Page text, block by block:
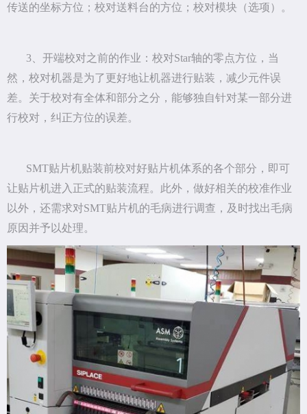
传送的坐标方位；校对送料台的方位；校对模块（选项）。
3、开端校对之前的作业：校对Star轴的零点方位，当
然，校对机器是为了更好地让机器进行贴装，减少元件误
差。关于校对有全体和部分之分，能够独自针对某一部分进
行校对，纠正方位的误差。
SMT贴片机贴装前校对好贴片机体系的各个部分，即可
让贴片机进入正式的贴装流程。此外，做好相关的校准作业
以外，还需求对SMT贴片机的毛病进行调查，及时找出毛病
原因并予以处理。